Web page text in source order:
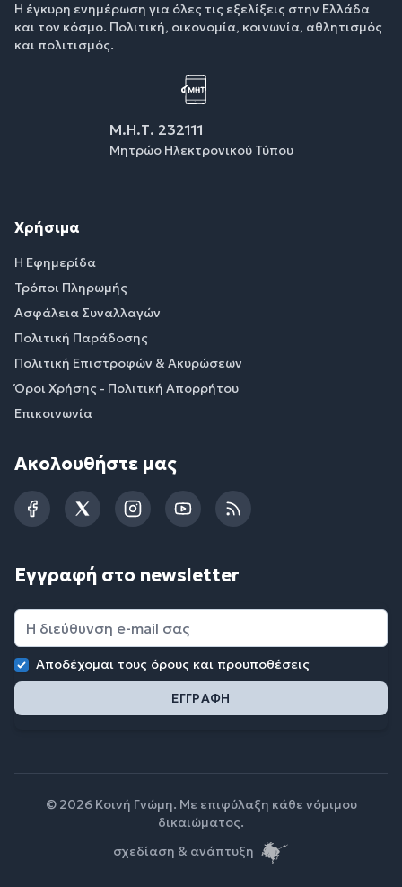
Η έγκυρη ενημέρωση για όλες τις εξελίξεις στην Ελλάδα
και τον κόσμο. Πολιτική, οικονομία, κοινωνία, αθλητισμός
και πολιτισμός.
Μ.Η.Τ. 232111
Μητρώο Ηλεκτρονικού Τύπου
Χρήσιμα
Η Εφημερίδα
Τρόποι Πληρωμής
Ασφάλεια Συναλλαγών
Πολιτική Παράδοσης
Πολιτική Επιστροφών & Ακυρώσεων
Όροι Χρήσης - Πολιτική Απορρήτου
Επικοινωνία
Ακολουθήστε μας
FacebookTwitterInstagramYouTubeRSS
Εγγραφή στο newsletter
Αποδέχομαι τους όρους και προυποθέσεις
© 2026 Κοινή Γνώμη. Με επιφύλαξη κάθε νόμιμου
δικαιώματος.
σχεδίαση & ανάπτυξη